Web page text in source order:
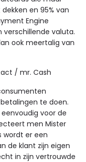
en 95% van
Engine
valuta.
ook meertalig van
/ mr. Cash
te doen.
voor de
men Mister
wordt er een
de klant zijn eigen
in zijn vertrouwde